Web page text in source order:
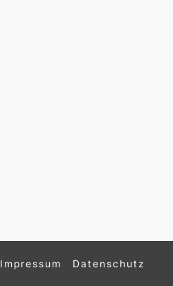
Impressum Datenschutz